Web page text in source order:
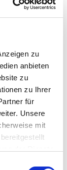
zu
anbieten
zu
zu Ihrer
für
Unsere
mit